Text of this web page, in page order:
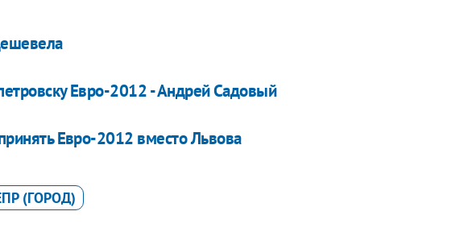
Евро-2012 - Андрей Садовый
Евро-2012 вместо Львова
(ГОРОД)